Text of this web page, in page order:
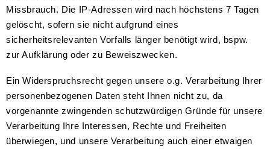
Missbrauch. Die IP-Adressen wird nach höchstens 7 Tagen
gelöscht, sofern sie nicht aufgrund eines
sicherheitsrelevanten Vorfalls länger benötigt wird, bspw.
zur Aufklärung oder zu Beweiszwecken.
Ein Widerspruchsrecht gegen unsere o.g. Verarbeitung Ihrer
personenbezogenen Daten steht Ihnen nicht zu, da
vorgenannte zwingenden schutzwürdigen Gründe für unsere
Verarbeitung Ihre Interessen, Rechte und Freiheiten
überwiegen, und unsere Verarbeitung auch einer etwaigen